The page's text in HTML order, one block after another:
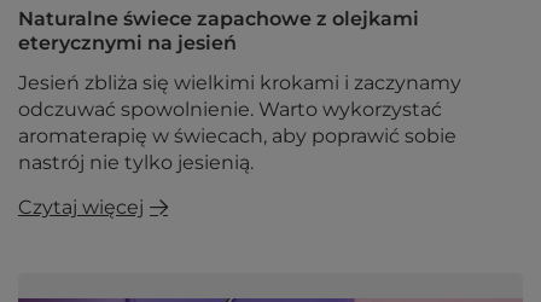
Naturalne świece zapachowe z olejkami
eterycznymi na jesień
Jesień zbliża się wielkimi krokami i zaczynamy
odczuwać spowolnienie. Warto wykorzystać
aromaterapię w świecach, aby poprawić sobie
nastrój nie tylko jesienią.
Czytaj więcej